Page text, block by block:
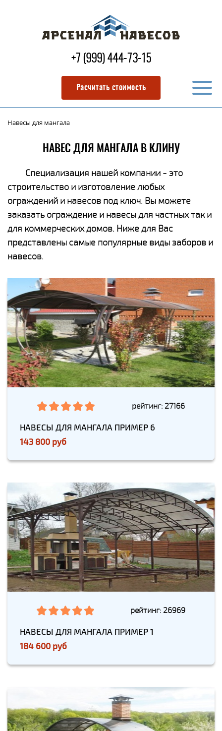
+7 (999) 444-73-15
Расчитать стоимость
Навесы для мангала
НАВЕС ДЛЯ МАНГАЛА В КЛИНУ
Специализация нашей компании - это
строительство и изготовление любых
ограждений и навесов под ключ. Вы можете
заказать ограждение и навесы для частных так и
для коммерческих домов. Ниже для Вас
представлены самые популярные виды заборов и
навесов.
рейтинг: 27166
НАВЕСЫ ДЛЯ МАНГАЛА ПРИМЕР 6
143 800 руб
рейтинг: 26969
НАВЕСЫ ДЛЯ МАНГАЛА ПРИМЕР 1
184 600 руб